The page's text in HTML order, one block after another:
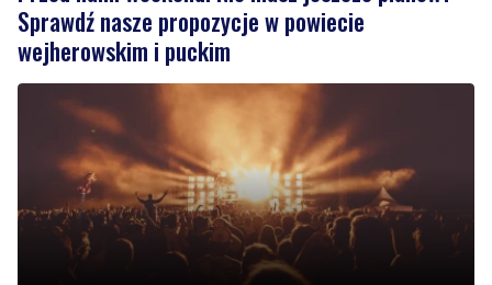
Sprawdź nasze propozycje w powiecie
wejherowskim i puckim